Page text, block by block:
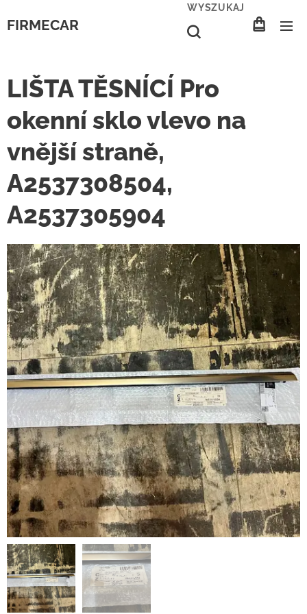
FIRMECAR
WYSZUKAJ
LIŠTA TĚSNÍCÍ Pro
okenní sklo vlevo na
vnější straně,
A2537308504,
A2537305904